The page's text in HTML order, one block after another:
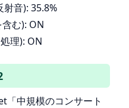
音): 35.8%
む): ON
理): ON
中規模のコンサート